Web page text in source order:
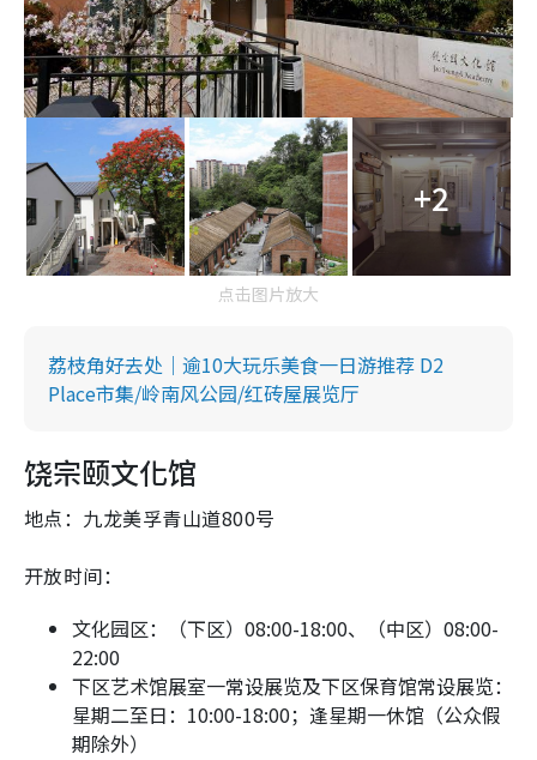
+2
点击图片放大
荔枝角好去处｜逾10大玩乐美食一日游推荐 D2
Place市集/岭南风公园/红砖屋展览厅
饶宗颐文化馆
地点：九龙美孚青山道800号
开放时间：
文化园区：（下区）08:00-18:00、（中区）08:00-
22:00
下区艺术馆展室一常设展览及下区保育馆常设展览：
星期二至日：10:00-18:00；逢星期一休馆（公众假
期除外）